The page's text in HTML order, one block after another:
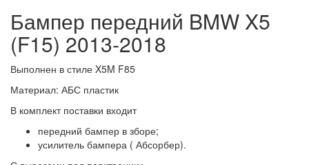
Бампер передний BMW X5
(F15) 2013-2018
Выполнен в стиле X5M F85
Материал: АБС пластик
В комплект поставки входит
передний бампер в зборе;
усилитель бампера ( Абсорбер).